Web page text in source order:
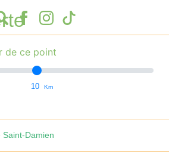
de ce point
10 Km
Saint-Damien